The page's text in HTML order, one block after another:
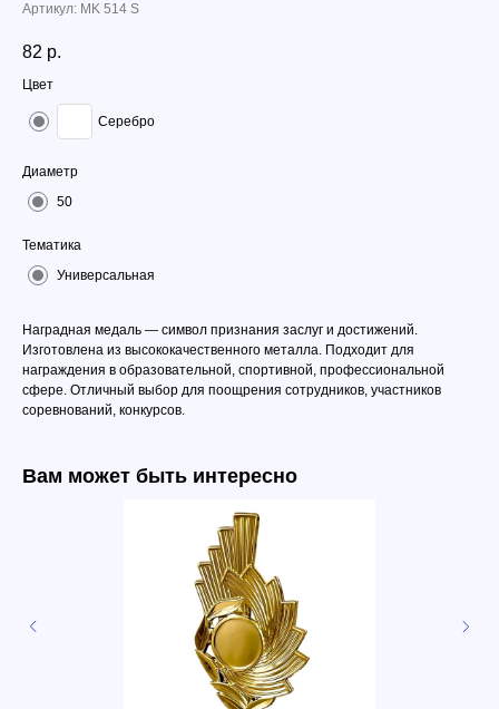
Артикул: МK 514 S
82 р.
Цвет
Серебро
Диаметр
50
Тематика
Универсальная
Наградная медаль — символ признания заслуг и достижений.
Изготовлена из высококачественного металла. Подходит для
награждения в образовательной, спортивной, профессиональной
сфере. Отличный выбор для поощрения сотрудников, участников
соревнований, конкурсов.
Вам может быть интересно